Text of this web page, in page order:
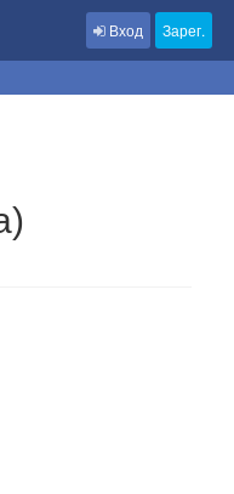
Вход Зарег.